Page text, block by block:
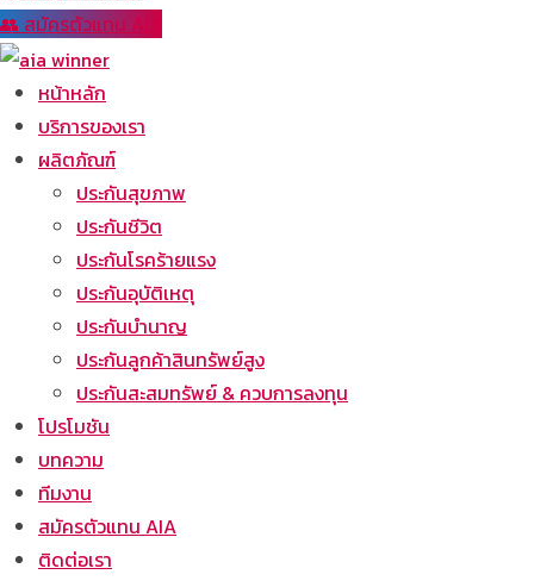
👥 สมัครตัวแทน AIA
หน้าหลัก
บริการของเรา
ผลิตภัณฑ์
ประกันสุขภาพ
ประกันชีวิต
ประกันโรคร้ายแรง
ประกันอุบัติเหตุ
ประกันบำนาญ
ประกันลูกค้าสินทรัพย์สูง
ประกันสะสมทรัพย์ & ควบการลงทุน
โปรโมชัน
บทความ
ทีมงาน
สมัครตัวแทน AIA
ติดต่อเรา